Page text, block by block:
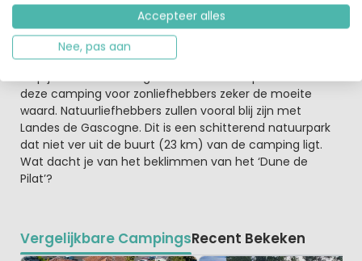
fietstocht door de uitgebreide pijnboombossen en
duinen is zeker aan te bevelen. In de omgeving vind je
kleine, maar sfeervolle badplaatsjes zoals Biscarosse,
Mimizan, Arcachon en Sanguinet. Vanuit deze plaatsjes
loop je de meest fotogenieke stranden op. Dat maakt
deze camping voor zonliefhebbers zeker de moeite
waard. Natuurliefhebbers zullen vooral blij zijn met
Landes de Gascogne. Dit is een schitterend natuurpark
dat niet ver uit de buurt (23 km) van de camping ligt.
Wat dacht je van het beklimmen van het ‘Dune de
Pilat’?
Vergelijkbare CampingsRecent Bekeken
Accepteer alles
Nee, pas aan